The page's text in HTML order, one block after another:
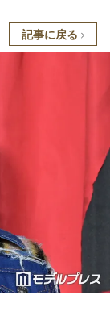
記事に戻る